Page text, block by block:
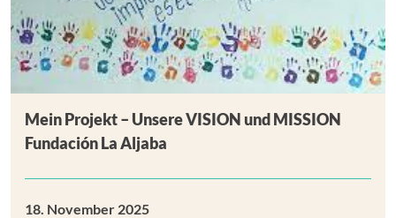
Mein Projekt – Unsere VISION und MISSION
Fundación La Aljaba
18. November 2025